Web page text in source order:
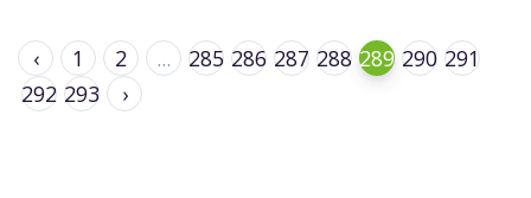
‹ 1 2 ... 285 286 287 288 289 290 291
292 293 ›